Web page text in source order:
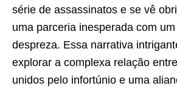
série de assassinatos e se vê
uma parceria inesperada com
despreza. Essa narrativa
explorar a complexa relação
unidos pelo infortúnio e uma